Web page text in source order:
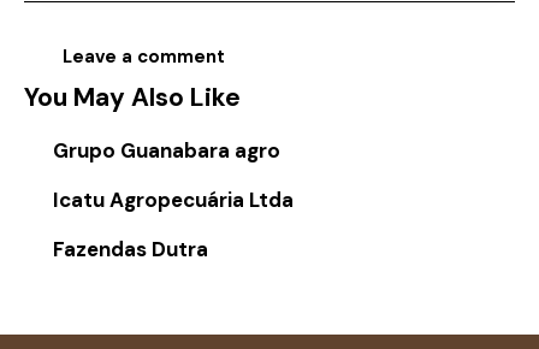
You May Also Like
Grupo Guanabara agro
Icatu Agropecuária Ltda
Fazendas Dutra